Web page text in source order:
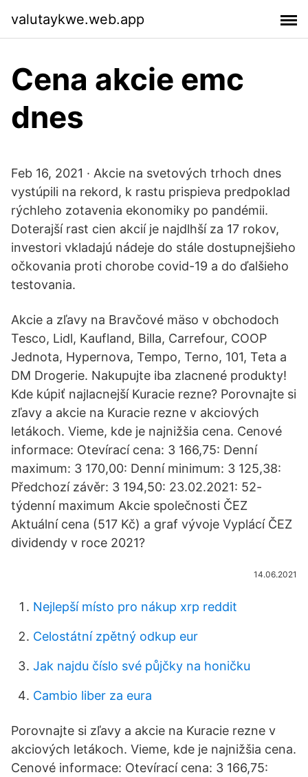
valutaykwe.web.app
Cena akcie emc
dnes
Feb 16, 2021 · Akcie na svetových trhoch dnes
vystúpili na rekord, k rastu prispieva predpoklad
rýchleho zotavenia ekonomiky po pandémii.
Doterajší rast cien akcií je najdlhší za 17 rokov,
investori vkladajú nádeje do stále dostupnejšieho
očkovania proti chorobe covid-19 a do ďalšieho
testovania.
Akcie a zľavy na Bravčové mäso v obchodoch
Tesco, Lidl, Kaufland, Billa, Carrefour, COOP
Jednota, Hypernova, Tempo, Terno, 101, Teta a
DM Drogerie. Nakupujte iba zlacnené produkty!
Kde kúpiť najlacnejší Kuracie rezne? Porovnajte si
zľavy a akcie na Kuracie rezne v akciových
letákoch. Vieme, kde je najnižšia cena. Cenové
informace: Otevírací cena: 3 166,75: Denní
maximum: 3 170,00: Denní minimum: 3 125,38:
Předchozí závěr: 3 194,50: 23.02.2021: 52-
týdenní maximum Akcie společnosti ČEZ
Aktuální cena (517 Kč) a graf vývoje Vyplácí ČEZ
dividendy v roce 2021?
14.06.2021
Nejlepší místo pro nákup xrp reddit
Celostátní zpětný odkup eur
Jak najdu číslo své půjčky na honičku
Cambio liber za eura
Porovnajte si zľavy a akcie na Kuracie rezne v
akciových letákoch. Vieme, kde je najnižšia cena.
Cenové informace: Otevírací cena: 3 166,75: